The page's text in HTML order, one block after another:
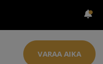
VARAA AIKA